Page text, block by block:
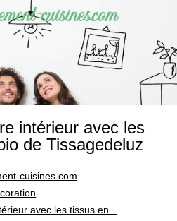
intérieur avec les
de Tissagedeluz
cuisines.com
avec les tissus en...